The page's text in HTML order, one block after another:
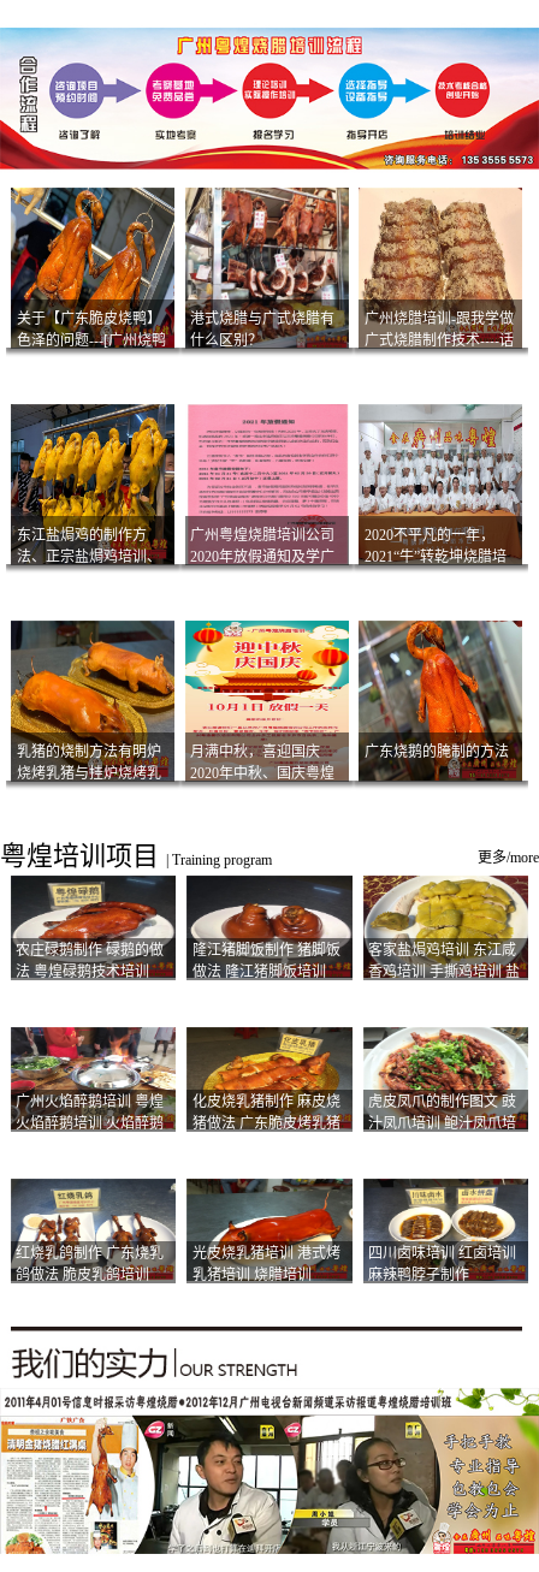
关于【广东脆皮烧鸭】
色泽的问题---[广州烧鸭
港式烧腊与广式烧腊有
什么区别？
广州烧腊培训-跟我学做
广式烧腊制作技术----话
东江盐焗鸡的制作方
法、正宗盐焗鸡培训、
广州粤煌烧腊培训公司
2020年放假通知及学广
2020不平凡的一年，
2021“牛”转乾坤烧腊培
乳猪的烧制方法有明炉
烧烤乳猪与挂炉烧烤乳
月满中秋，喜迎国庆
2020年中秋、国庆粤煌
广东烧鹅的腌制的方法
粤煌培训项目 Training program 更多/more
农庄碌鹅制作 碌鹅的做
法 粤煌碌鹅技术培训
隆江猪脚饭制作 猪脚饭
做法 隆江猪脚饭培训
客家盐焗鸡培训 东江咸
香鸡培训 手撕鸡培训 盐
广州火焰醉鹅培训 粤煌
火焰醉鹅培训 火焰醉鹅
化皮烧乳猪制作 麻皮烧
猪做法 广东脆皮烤乳猪
虎皮凤爪的制作图文 豉
汁凤爪培训 鲍汁凤爪培
红烧乳鸽制作 广东烧乳
鸽做法 脆皮乳鸽培训
光皮烧乳猪培训 港式烤
乳猪培训 烧腊培训
四川卤味培训 红卤培训
麻辣鸭脖子制作